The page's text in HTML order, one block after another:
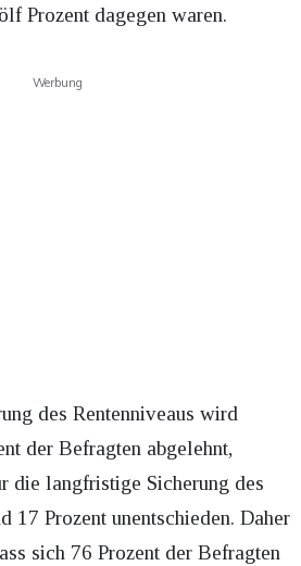
Prozent dagegen waren.
Werbung
des Rentenniveaus wird
der Befragten abgelehnt,
die langfristige Sicherung des
17 Prozent unentschieden. Daher
sich 76 Prozent der Befragten